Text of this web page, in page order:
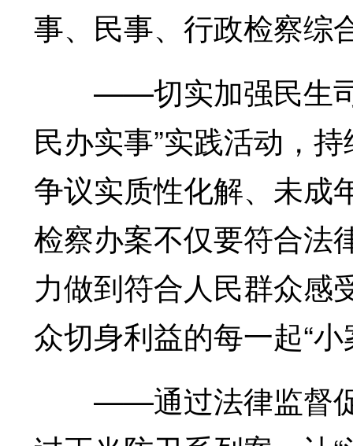
事、民事、行政检察综
——切实加强民生司
民办实事”实践活动，
争议实质性化解、未成
检察办案不仅要符合法
力做到符合人民群众感
众切身利益的每一起“小
——通过法律监督促